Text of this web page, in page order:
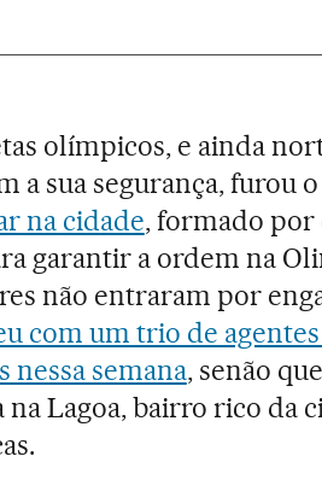
olímpicos, e ainda
a sua segurança, furou o
na cidade, formado por
garantir a ordem na
não entraram por
com um trio de
nessa semana, senão
na Lagoa, bairro rico da